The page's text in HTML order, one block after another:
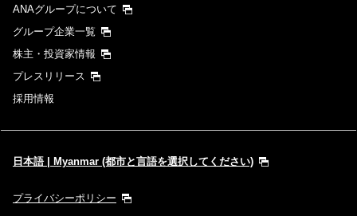
ANAグループについて
グループ企業一覧
株主・投資家情報
プレスリリース
採用情報
日本語 | Myanmar (都市と言語を選択してください)
プライバシーポリシー